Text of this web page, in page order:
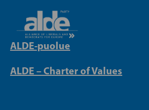
ALDE-puolue
ALDE – Charter of Values